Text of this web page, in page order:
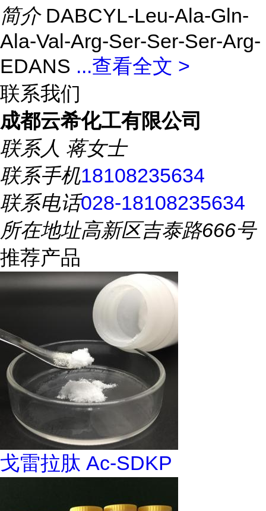
简介 DABCYL-Leu-Ala-Gln-
Ala-Val-Arg-Ser-Ser-Ser-Arg-
EDANS ...查看全文 >
联系我们
成都云希化工有限公司
联系人 蒋女士
联系手机18108235634
联系电话028-18108235634
所在地址高新区吉泰路666号
推荐产品
戈雷拉肽 Ac-SDKP